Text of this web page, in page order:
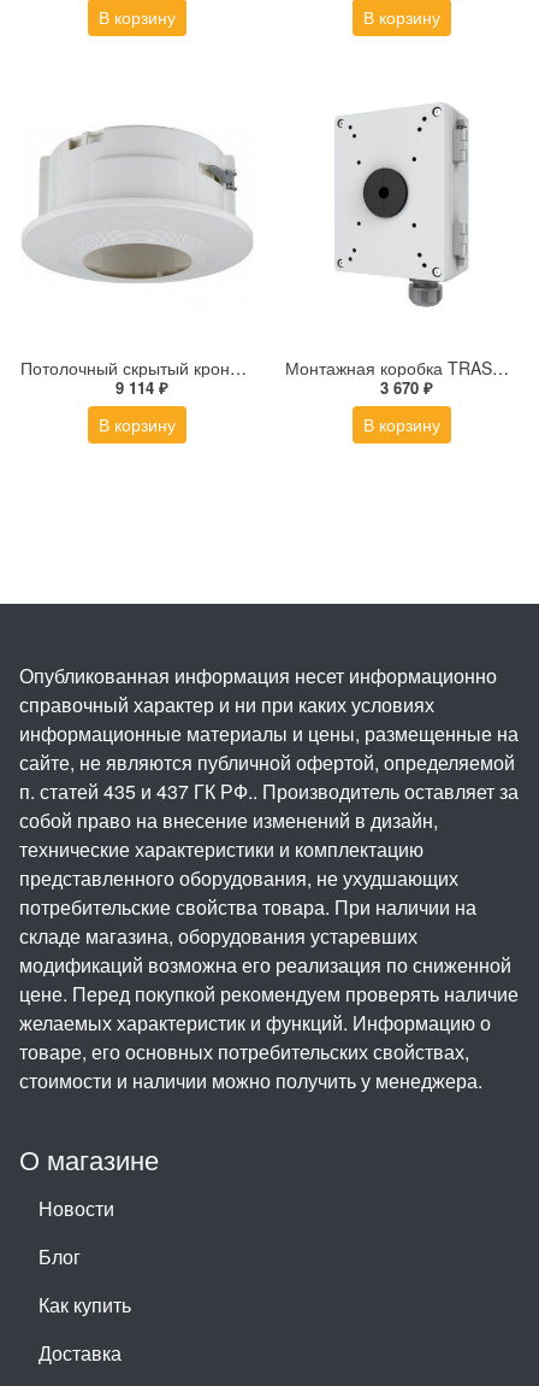
В корзину В корзину
Потолочный скрытый кронштейн для купольной PTZ-камеры SHD-3000F1
9 114 ₽
В корзину
Монтажная коробка TRASSIR TR-JB602
3 670 ₽
В корзину
О магазине
Новости
Блог
Как купить
Доставка
Опубликованная информация несет информационно
справочный характер и ни при каких условиях
информационные материалы и цены, размещенные на
сайте, не являются публичной офертой, определяемой
п. статей 435 и 437 ГК РФ.. Производитель оставляет за
собой право на внесение изменений в дизайн,
технические характеристики и комплектацию
представленного оборудования, не ухудшающих
потребительские свойства товара. При наличии на
складе магазина, оборудования устаревших
модификаций возможна его реализация по сниженной
цене. Перед покупкой рекомендуем проверять наличие
желаемых характеристик и функций. Информацию о
товаре, его основных потребительских свойствах,
стоимости и наличии можно получить у менеджера.